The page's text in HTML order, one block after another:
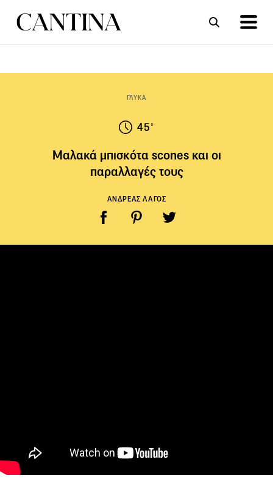
ΓΛΥΚΑ
45'
Μαλακά μπισκότα scones και οι
παραλλαγές τους
ΑΝΔΡΕΑΣ ΛΑΓΟΣ